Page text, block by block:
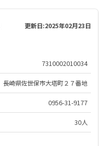
更新日:2025年02月23日
7310002010034
長崎県佐世保市大塔町２７番地
0956-31-9177
30人